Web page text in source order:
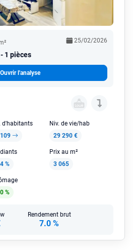
- 1 pièces
25/02/2026
Ouvrir l'analyse
d'habitants
109
Niv. de vie/hab
29 290 €
%
Prix au m²
3 065
%
Rendement brut
7.0 %